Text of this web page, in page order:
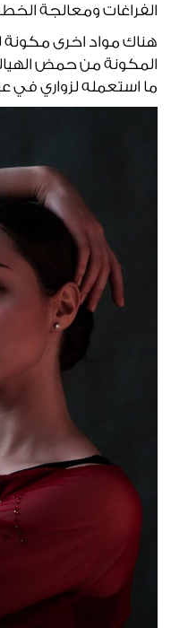
الفراغات ومعالجة
هناك مواد اخرى مكونة
المكونة من حمض
ما استعمله لزواري في